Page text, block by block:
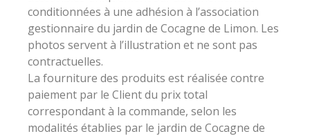
conditionnées à une adhésion à l’association
gestionnaire du jardin de Cocagne de Limon. Les
photos servent à l’illustration et ne sont pas
contractuelles.
La fourniture des produits est réalisée contre
paiement par le Client du prix total
correspondant à la commande, selon les
modalités établies par le jardin de Cocagne de